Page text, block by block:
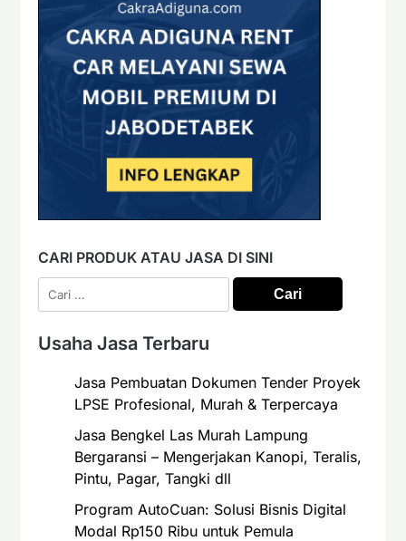
CARI PRODUK ATAU JASA DI SINI
Cari
untuk:
Usaha Jasa Terbaru
Jasa Pembuatan Dokumen Tender Proyek
LPSE Profesional, Murah & Terpercaya
Jasa Bengkel Las Murah Lampung
Bergaransi – Mengerjakan Kanopi, Teralis,
Pintu, Pagar, Tangki dll
Program AutoCuan: Solusi Bisnis Digital
Modal Rp150 Ribu untuk Pemula